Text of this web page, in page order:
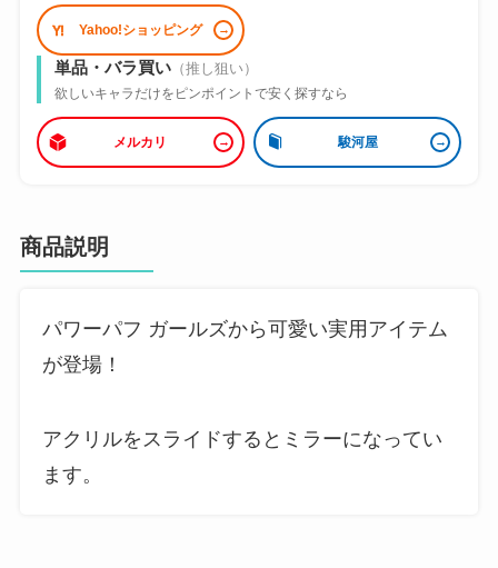
Yahoo!ショッピング
単品・バラ買い（推し狙い）
欲しいキャラだけをピンポイントで安く探すなら
メルカリ 駿河屋
商品説明
パワーパフ ガールズから可愛い実用アイテム
が登場！
アクリルをスライドするとミラーになってい
ます。